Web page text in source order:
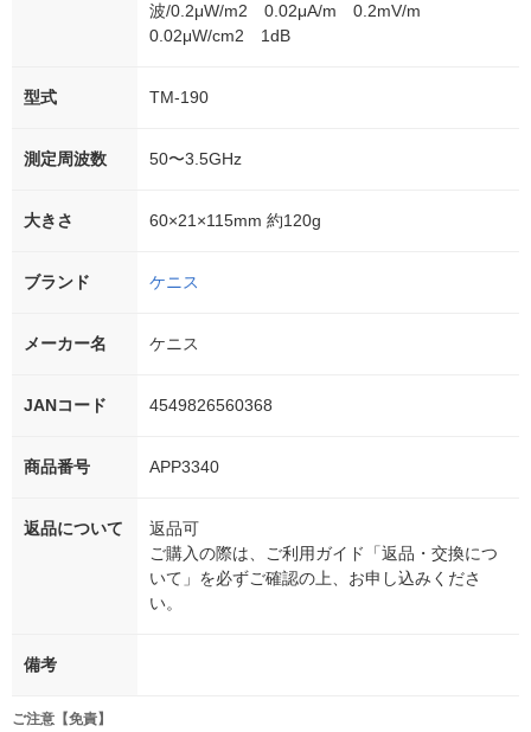
波/0.2μW/m2 0.02μA/m 0.2mV/m
0.02μW/cm2 1dB
型式 TM-190
測定周波数 50〜3.5GHz
大きさ 60×21×115mm 約120g
ブランド ケニス
メーカー名 ケニス
JANコード 4549826560368
商品番号 APP3340
返品について
返品可
ご購入の際は、ご利用ガイド「返品・交換につ
いて」を必ずご確認の上、お申し込みくださ
い。
備考
ご注意【免責】